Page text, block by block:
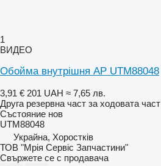
1
ВИДЕО
Обойма внутрішня AP UTM88048
3,91 € 201 UAH ≈ 7,65 лв.
Друга резервна част за ходовата част
Състояние нов
UTM88048
Украйна, Хоростків
ТОВ "Мрія Сервіс Запчастини"
Свържете се с продавача